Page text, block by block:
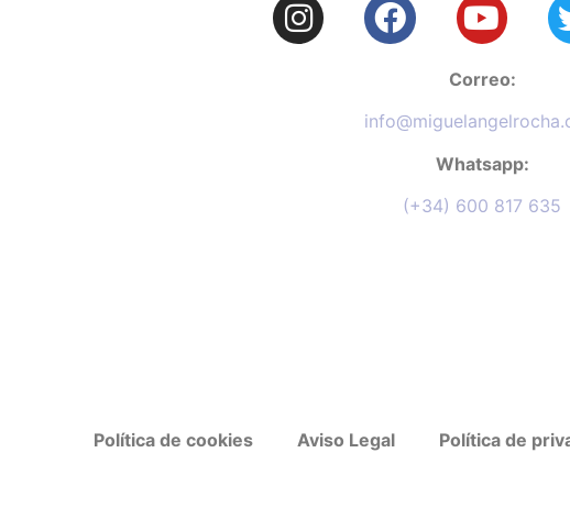
Correo:
Whatsapp:
(+34) 600 817 635
Política de cookies Aviso Legal Política de